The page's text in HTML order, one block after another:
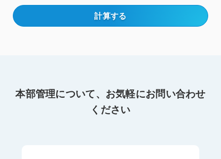
商品一括管理
計算する
本部管理について、お気軽にお問い合わせ
ください